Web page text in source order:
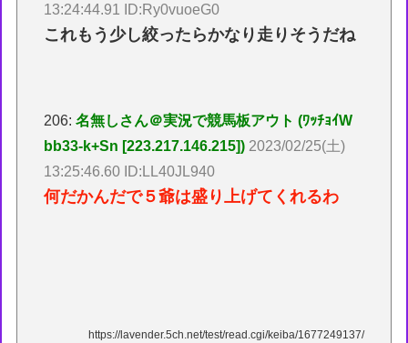
13:24:44.91 ID:Ry0vuoeG0
これもう少し絞ったらかなり走りそうだね
206:名無しさん＠実況で競馬板アウト (ﾜｯﾁｮｲW
bb33-k+Sn [223.217.146.215]) 2023/02/25(土)
13:25:46.60 ID:LL40JL940
何だかんだで５爺は盛り上げてくれるわ
https://lavender.5ch.net/test/read.cgi/keiba/1677249137/